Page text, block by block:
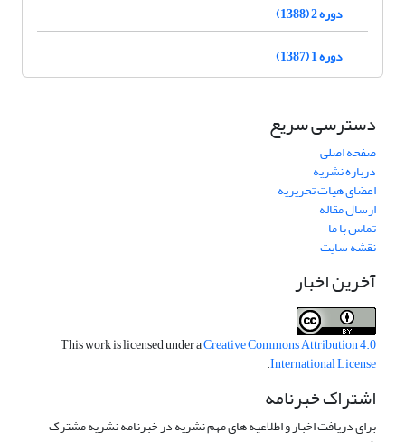
دوره 2 (1388)
دوره 1 (1387)
دسترسی سریع
صفحه اصلی
درباره نشریه
اعضای هیات تحریریه
ارسال مقاله
تماس با ما
نقشه سایت
آخرین اخبار
This work is licensed under aCreative Commons Attribution 4.0
International License
.
اشتراک خبرنامه
برای دریافت اخبار و اطلاعیه های مهم نشریه در خبرنامه نشریه مشترک